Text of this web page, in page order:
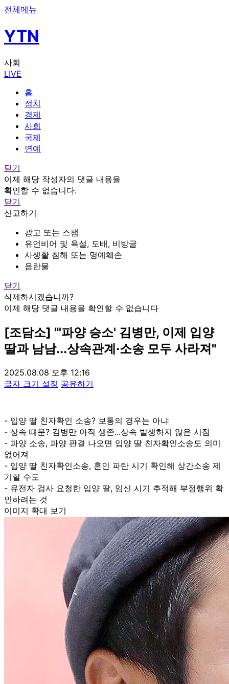
전체메뉴
YTN
사회
LIVE
홈
정치
경제
사회
국제
연예
닫기
이제 해당 작성자의 댓글 내용을
확인할 수 없습니다.
닫기
신고하기
광고 또는 스팸
유언비어 및 욕설, 도배, 비방글
사생활 침해 또는 명예훼손
음란물
닫기
삭제하시겠습니까?
이제 해당 댓글 내용을 확인할 수 없습니다
[조담소] "'파양 승소' 김병만, 이제 입양
딸과 남남...상속관계·소송 모두 사라져"
2025.08.08 오후 12:16
글자 크기 설정 공유하기
- 입양 딸 친자확인 소송? 보통의 경우는 아냐
- 상속 때문? 김병만 아직 생존...상속 발생하지 않은 시점
- 파양 소송, 파양 판결 나오면 입양 딸 친자확인소송도 의미
없어져
- 입양 딸 친자확인소송, 혼인 파탄 시기 확인해 상간소송 제
기할 수도
- 유전자 검사 요청한 입양 딸, 임신 시기 추적해 부정행위 확
인하려는 것
이미지 확대 보기